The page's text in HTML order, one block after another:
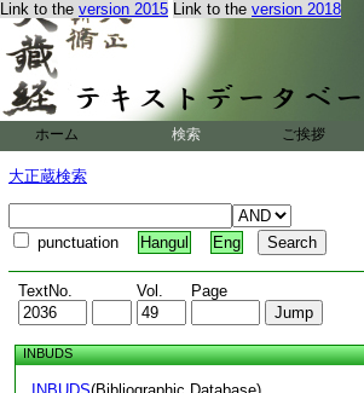
Link to the version 2015 Link to the version 2018
ホーム 検索 ご挨拶
大正蔵検索
punctuation Hangul Eng
TextNo. Vol. Page
INBUDS